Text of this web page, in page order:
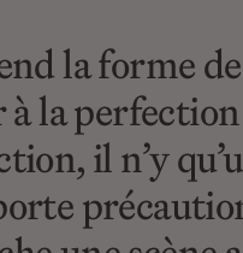
la forme
la
il n’y